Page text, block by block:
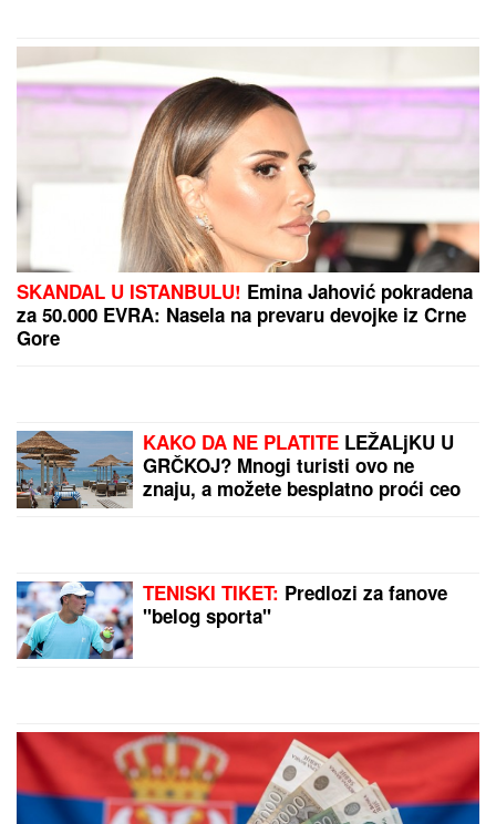
SKANDAL U ISTANBULU! Emina Jahović pokradena
za 50.000 EVRA: Nasela na prevaru devojke iz Crne
Gore
KAKO DA NE PLATITE LEŽALjKU U
GRČKOJ? Mnogi turisti ovo ne
znaju, a možete besplatno proći ceo
TENISKI TIKET: Predlozi za fanove
"belog sporta"